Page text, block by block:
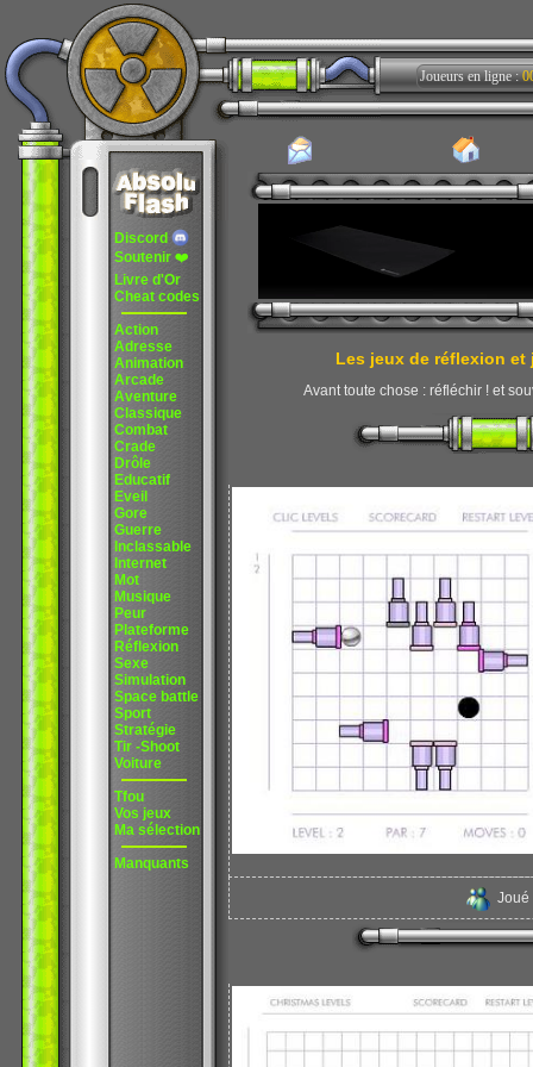
Discord
Soutenir ❤️
Livre d'Or
Cheat codes
Action
Adresse
Animation
Arcade
Aventure
Classique
Combat
Crade
Drôle
Educatif
Eveil
Gore
Guerre
Inclassable
Internet
Mot
Musique
Peur
Plateforme
Réflexion
Sexe
Simulation
Space battle
Sport
Stratégie
Tir -Shoot
Voiture
Tfou
Vos jeux
Ma sélection
Manquants
Joueurs en ligne :
Les jeux de réflexion et
Avant toute chose : réfléchir ! et
Joué